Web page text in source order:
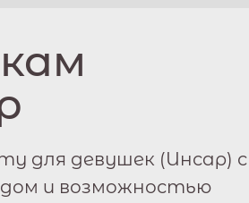
для девушек (Инсар) с
и возможностью